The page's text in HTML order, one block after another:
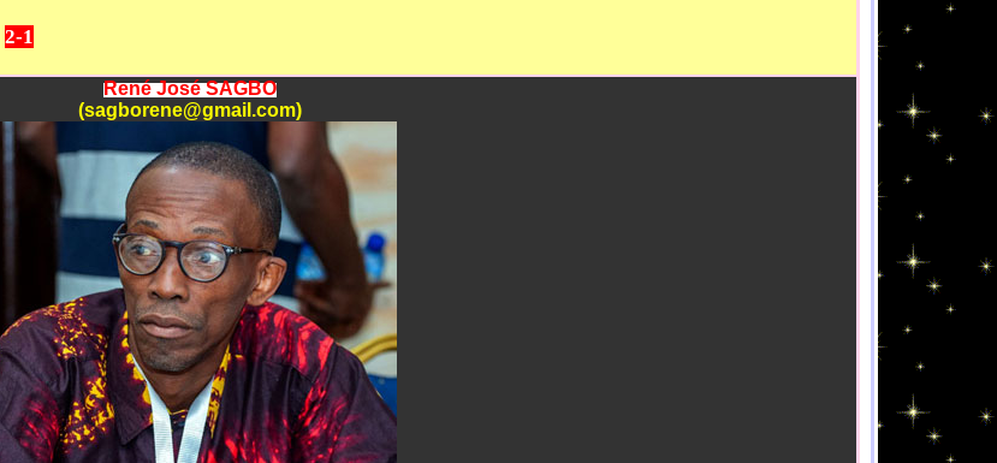
2-1
René José SAGBO
(sagborene@gmail.com)